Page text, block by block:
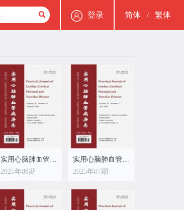
登录 简体 / 繁体
实用心脑肺血管病杂志
2025年08期
实用心脑肺血管病杂志
2025年07期